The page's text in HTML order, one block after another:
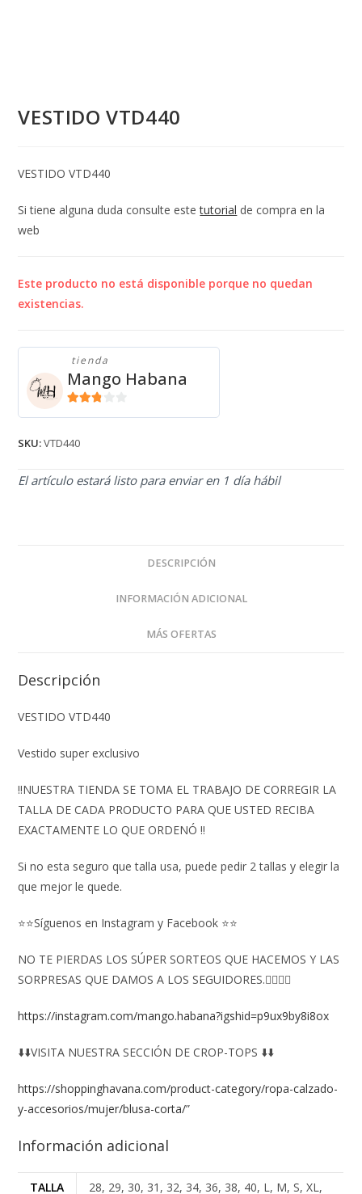
VESTIDO VTD440
VESTIDO VTD440
Si tiene alguna duda consulte estetutorial de compra en la
web
Este producto no está disponible porque no quedan
existencias.
tienda
Mango Habana
SKU:VTD440
El artículo estará listo para enviar en 1 día hábil
DESCRIPCIÓN
INFORMACIÓN ADICIONAL
MÁS OFERTAS
Descripción
VESTIDO VTD440
Vestido super exclusivo
‼️NUESTRA TIENDA SE TOMA EL TRABAJO DE CORREGIR LA
TALLA DE CADA PRODUCTO PARA QUE USTED RECIBA
EXACTAMENTE LO QUE ORDENÓ ‼️
Si no esta seguro que talla usa, puede pedir 2 tallas y elegir la
que mejor le quede.
⭐⭐Síguenos en Instagram y Facebook ⭐⭐
NO TE PIERDAS LOS SÚPER SORTEOS QUE HACEMOS Y LAS
SORPRESAS QUE DAMOS A LOS SEGUIDORES.👇🏻👇🏻
https://instagram.com/mango.habana?igshid=p9ux9by8i8ox
⬇️⬇️VISITA NUESTRA SECCIÓN DE CROP-TOPS ⬇️⬇️
https://shoppinghavana.com/product-category/ropa-calzado-
y-accesorios/mujer/blusa-corta/”
Información adicional
TALLA 28, 29, 30, 31, 32, 34, 36, 38, 40, L, M, S, XL,